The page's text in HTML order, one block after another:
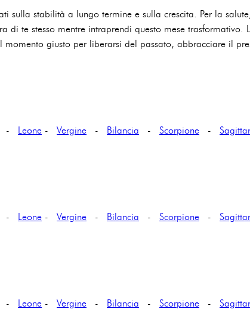
sulla stabilità a lungo termine e sulla crescita. Per la
di te stesso mentre intraprendi questo mese trasformativo.
giusto per liberarsi del passato, abbracciare il
- Leone - Vergine - Bilancia - Scorpione -
- Leone - Vergine - Bilancia - Scorpione -
- Leone - Vergine - Bilancia - Scorpione -